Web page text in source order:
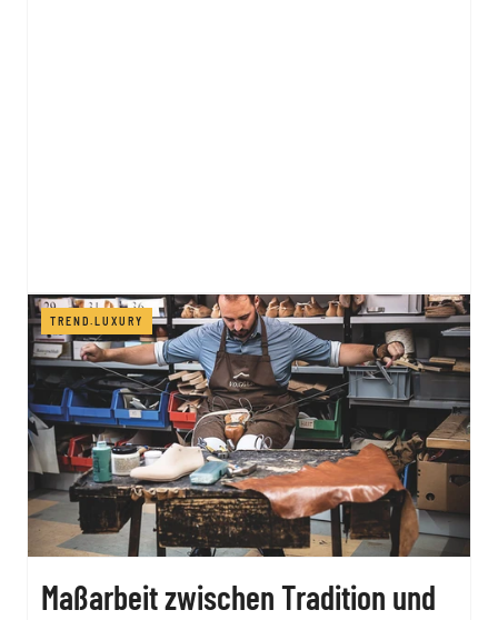
TREND.LUXURY
Maßarbeit zwischen Tradition und